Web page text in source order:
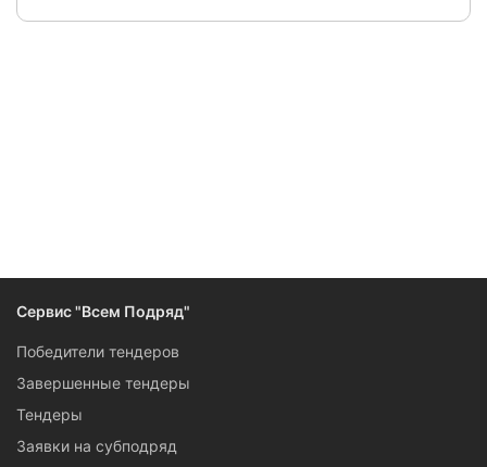
Сервис "Всем Подряд"
Победители тендеров
Завершенные тендеры
Тендеры
Заявки на субподряд